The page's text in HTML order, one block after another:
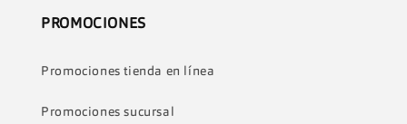
ó
PROMOCIONES
Promociones tienda en línea
Promociones sucursal